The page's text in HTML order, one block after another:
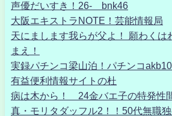
声優だいすき！26- bnk46
大阪エキストラNOTE！芸能情報局
天にまします我らが父よ！ 願わくは
まえ！
実録パチンコ梁山泊！パチンコ
有益便利情報サイトの杜
病は木から！ 24金バエ子の特発性
真・モリタダッフル2！！50代無職